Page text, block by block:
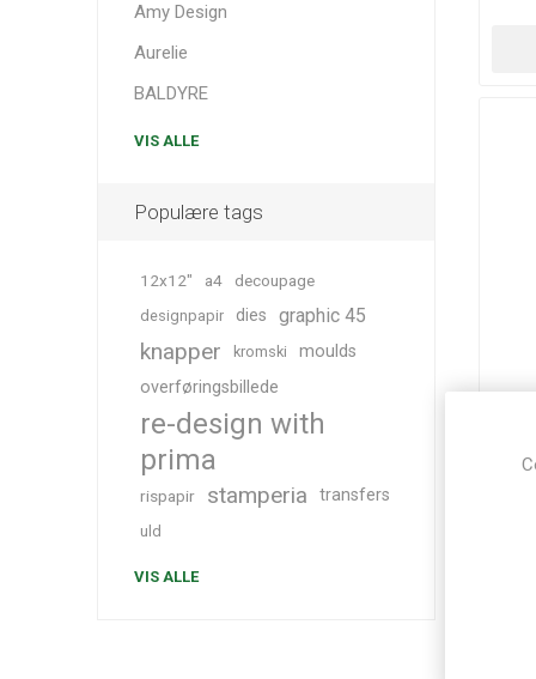
Amy Design
Aurelie
BALDYRE
VIS ALLE
Populære tags
12x12" a4 decoupage
designpapir dies graphic 45
knapper kromski
moulds
overføringsbillede
re-design with
prima
rispapir stamperia transfers
uld
VIS ALLE